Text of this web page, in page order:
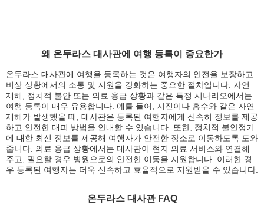
왜 온두라스 대사관에 여행 등록이 중요한가
온두라스 대사관에 여행을 등록하는 것은 여행자의 안전을 보장하고
비상 상황에서의 소통 및 지원을 강화하는 중요한 절차입니다. 자연
재해, 정치적 불안 또는 의료 응급 상황과 같은 특정 시나리오에서는
여행 등록이 매우 유용합니다. 예를 들어, 지진이나 홍수와 같은 자연
재해가 발생했을 때, 대사관은 등록된 여행자에게 신속히 정보를 제공
하고 안전한 대피 방법을 안내할 수 있습니다. 또한, 정치적 불안정기
에 대한 최신 정보를 제공해 여행자가 안전한 장소로 이동하도록 도와
줍니다. 의료 응급 상황에서는 대사관이 현지 의료 서비스와 연결해
주고, 필요할 경우 병원으로의 안전한 이동을 지원합니다. 이러한 경
우 등록된 여행자는 더욱 신속하고 효율적으로 지원받을 수 있습니다.
온두라스 대사관 FAQ